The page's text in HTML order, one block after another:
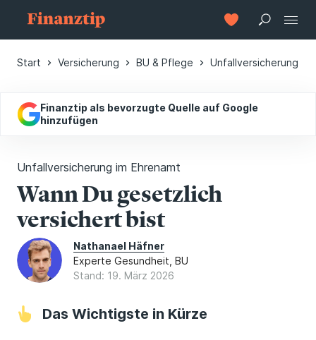
Start Versicherung BU & Pflege Unfallversicherung
Finanztip als bevorzugte Quelle auf Google
hinzufügen
Unfallversicherung im Ehrenamt
Wann Du gesetzlich
versichert bist
Nathanael Häfner
Experte Gesundheit, BU
Stand: 19. März 2026
Das Wichtigste in Kürze